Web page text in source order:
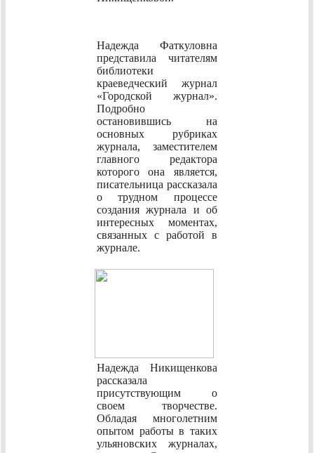
Надежда Фаткуловна
представила читателям
библиотеки
краеведческий журнал
«Городской журнал».
Подробно
остановившись на
основных рубриках
журнала, заместителем
главного редактора
которого она является,
писательница рассказала
о трудном процессе
создания журнала и об
интересных моментах,
связанных с работой в
журнале.
Надежда Никищенкова
рассказала
присутствующим о
своем творчестве.
Обладая многолетним
опытом работы в таких
ульяновских журналах,